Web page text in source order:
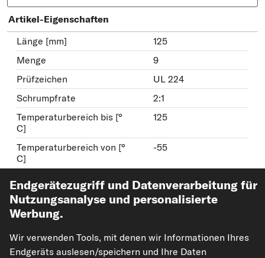
Artikel-Eigenschaften
Länge [mm]
125
Menge
9
Prüfzeichen
UL 224
Schrumpfrate
2:1
Temperaturbereich bis [°
C]
125
Temperaturbereich von [°
C]
-55
HERTH+BUSS ELPARTS
Wärmeschrumpfschlauch
Art.-Nr. 51273017
Endgerätezugriff und Datenverarbeitung für
Nutzungsanalyse und personalisierte
Werbung.
Wir verwenden Tools, mit denen wir Informationen Ihres
Endgeräts auslesen/speichern und Ihre Daten